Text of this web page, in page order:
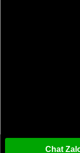
Chat